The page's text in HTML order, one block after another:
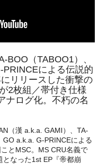
BOO（TABOO1）、
による伝説的
リリースした衝撃の
2枚組／帯付き仕様
ナログ化。不朽の名
（漢 a.k.a. GAMI）、TA-
a.k.a. G-PRINCEによる
とMSC。MS CRU名義で
なった1st EP『帝都崩